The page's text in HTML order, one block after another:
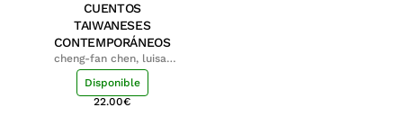
CUENTOS
TAIWANESES
CONTEMPORÁNEOS
cheng-fan chen, luisa;
shu-ying chang, luisa
Disponible
22.00€